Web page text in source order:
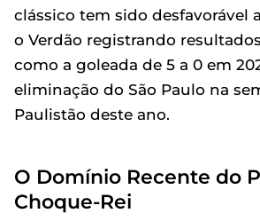
clássico tem sido desfavorável
o Verdão registrando
como a goleada de 5 a 0 em
eliminação do São Paulo na
Paulistão deste ano.
O Domínio Recente do
Choque-Rei